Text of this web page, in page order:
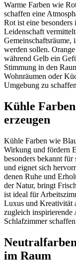
Warme Farben wie
schaffen eine
Rot ist eine
Leidenschaft
Gemeinschaftsräume,
werden sollen.
während Gelb ein
Stimmung in den
Wohnräumen oder
Umgebung zu
Kühle
erzeugen
Kühle Farben wie
Wirkung und fördern
besonders bekannt
und eignet sich
denen Ruhe und
der Natur, bringt
ist ideal für
Luxus und Kreativität
zugleich inspirierende
Schlafzimmer
im Raum